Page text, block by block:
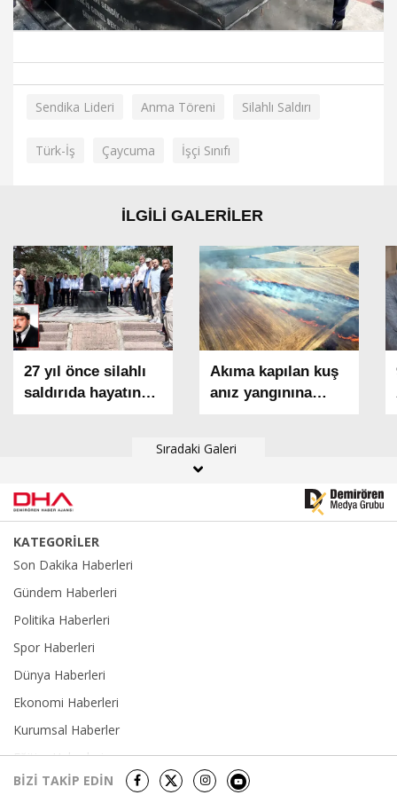
Sendika Lideri Anma Töreni Silahlı Saldırı
Türk-İş Çaycuma İşçi Sınıfı
İLGİLİ GALERİLER
Sıradaki Galeri
27 yıl önce silahlı
saldırıda hayatın
Akıma kapılan kuş
anız yangınına
gördü
KATEGORİLER
Son Dakika Haberleri
Gündem Haberleri
Politika Haberleri
Spor Haberleri
Dünya Haberleri
Ekonomi Haberleri
Kurumsal Haberler
Eğitim Haberleri
Yerel Haberler
BİZİ TAKİP EDİN